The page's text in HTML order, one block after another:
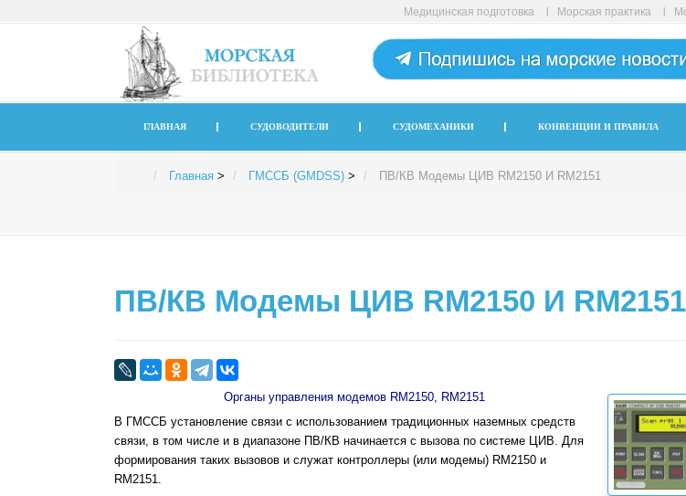
Медицинская подготовка Морская практика
ГЛАВНАЯ СУДОВОДИТЕЛИ СУДОМЕХАНИКИ КОНВЕНЦИИ И ПРАВИЛА
Главная > ГМССБ (GMDSS) > ПВ/КВ Модемы ЦИВ RM2150 И RM2151
ПВ/КВ Модемы ЦИВ RM2150 И RM2151
Органы управления модемов RM2150, RM2151
В ГМССБ установление связи с использованием традиционных наземных средств
связи, в том числе и в диапазоне ПВ/КВ начинается с вызова по системе ЦИВ. Для
формирования таких вызовов и служат контроллеры (или модемы) RM2150 и
RM2151.